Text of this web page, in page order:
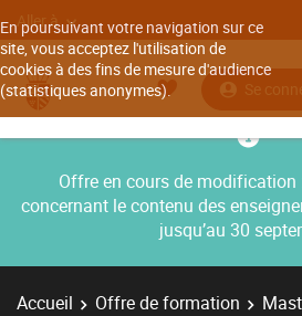
En poursuivant votre navigation sur ce
site, vous acceptez l'utilisation de
cookies à des fins de mesure d'audience
(statistiques anonymes).
Aller à
Se
Offre en cours de
concernant le contenu des
jusqu’au 30
Accueil Offre de formation